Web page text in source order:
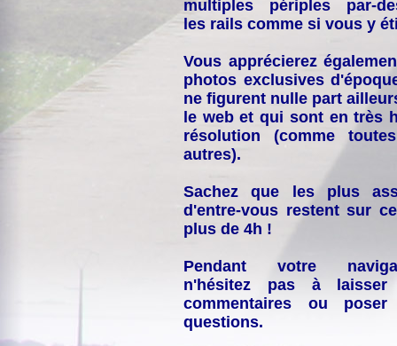
multiples périples par-
les rails comme si vous y
Vous apprécierez
photos exclusives
ne figurent nulle part
le web et qui sont en très
résolution (comme
autres).
Sachez que les plus
d'entre-vous restent sur
plus de 4h !
Pendant votre
n'hésitez pas à laisser
commentaires ou
questions.